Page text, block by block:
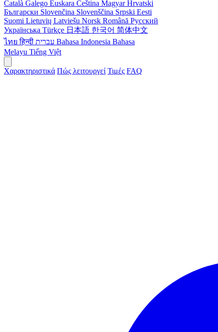
Català Galego Euskara Čeština MagyarHrvatski
Български Slovenčina Slovenščina Srpski Eesti
Suomi Lietuvių Latviešu Norsk Română Русский
Українська Türkçe 日本語 한국어 简体中文
ไทยहिन्दी Bahasa Indonesia Bahasa
Melayu Tiếng Việt
Χαρακτηριστικά Πώς λειτουργεί Τιμές FAQ